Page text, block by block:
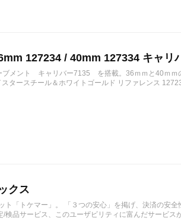
127234 / 40mm 127334 キャリ
ブメント キャリバー7135 を搭載。36ｍｍと40ｍｍ
タースチール＆ホワイトゴールド リファレンス
クス
「トケマー」。 「３つの安心」を掲げ、決済の安
検品サービス、このユーザビリティに富んだサービス